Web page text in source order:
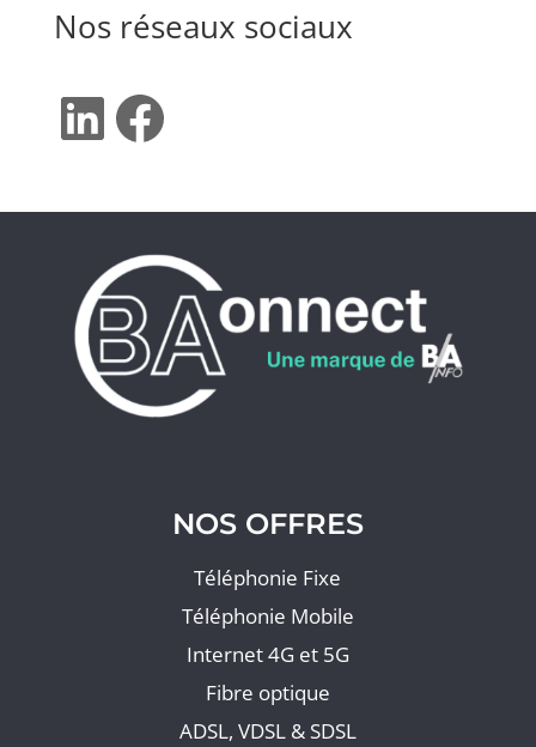
Nos réseaux sociaux
LinkedIn
Facebook
NOS OFFRES
Téléphonie Fixe
Téléphonie Mobile
Internet 4G et 5G
Fibre optique
ADSL, VDSL & SDSL